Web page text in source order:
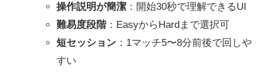
操作説明が簡潔 ：開始30秒で理解できるUI
難易度段階：EasyからHardまで選択可
短セッション ：1マッチ5〜8分前後で回しや
すい